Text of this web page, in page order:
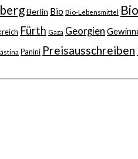
Berlin Bio Bio-Lebensmittel
Fürth Gaza Georgien
Panini Preisausschreiben